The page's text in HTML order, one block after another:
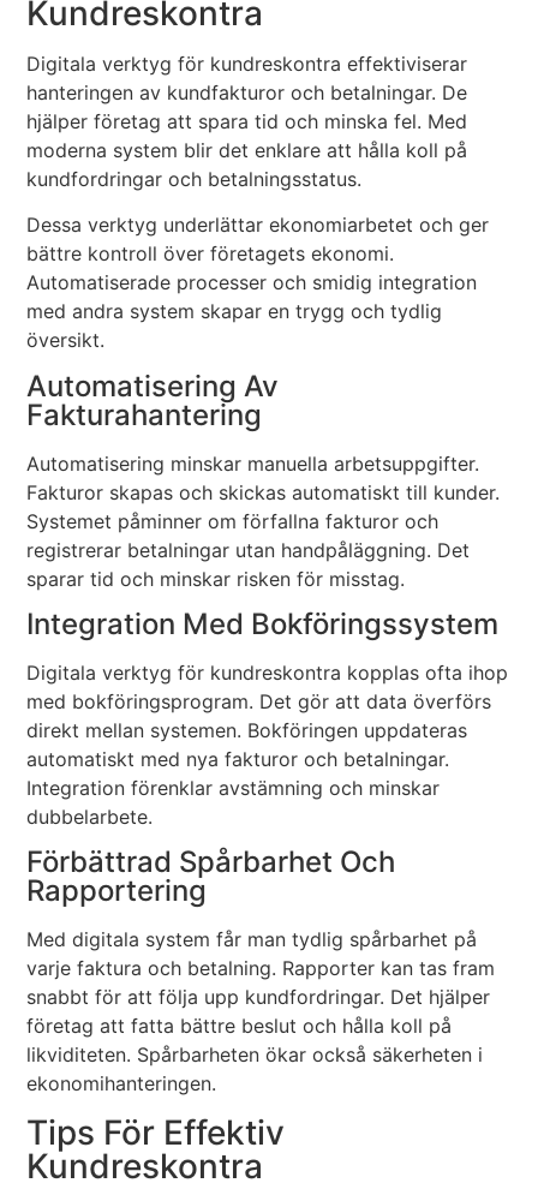
Kundreskontra
Digitala verktyg för kundreskontra effektiviserar
hanteringen av kundfakturor och betalningar. De
hjälper företag att spara tid och minska fel. Med
moderna system blir det enklare att hålla koll på
kundfordringar och betalningsstatus.
Dessa verktyg underlättar ekonomiarbetet och ger
bättre kontroll över företagets ekonomi.
Automatiserade processer och smidig integration
med andra system skapar en trygg och tydlig
översikt.
Automatisering Av
Fakturahantering
Automatisering minskar manuella arbetsuppgifter.
Fakturor skapas och skickas automatiskt till kunder.
Systemet påminner om förfallna fakturor och
registrerar betalningar utan handpåläggning. Det
sparar tid och minskar risken för misstag.
Integration Med Bokföringssystem
Digitala verktyg för kundreskontra kopplas ofta ihop
med bokföringsprogram. Det gör att data överförs
direkt mellan systemen. Bokföringen uppdateras
automatiskt med nya fakturor och betalningar.
Integration förenklar avstämning och minskar
dubbelarbete.
Förbättrad Spårbarhet Och
Rapportering
Med digitala system får man tydlig spårbarhet på
varje faktura och betalning. Rapporter kan tas fram
snabbt för att följa upp kundfordringar. Det hjälper
företag att fatta bättre beslut och hålla koll på
likviditeten. Spårbarheten ökar också säkerheten i
ekonomihanteringen.
Tips För Effektiv
Kundreskontra